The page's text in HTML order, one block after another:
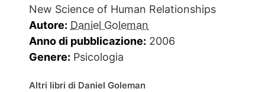
New Science of Human Relationships
Autore: Daniel Goleman
Anno di pubblicazione: 2006
Genere: Psicologia
Altri libri di Daniel Goleman